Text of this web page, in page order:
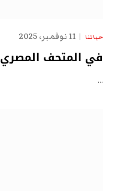
حياتنا 11 نوفمبر، 2025
في المتحف المصري
…